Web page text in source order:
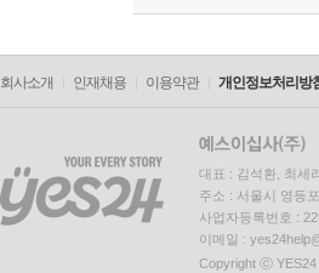
회사소개 인재채용 이용약관 개인정보처리방
대표 : 김석환, 최세
주소 : 서울시 영등
사업자등록번호 :
이메일 :
Copyright ⓒ YES24